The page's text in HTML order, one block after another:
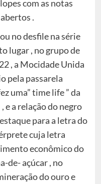
com as notas
.
no desfile na série
lugar , no grupo de
, a Mocidade Unida
pela passarela
uma” time life ” da
e a relação do negro
para a letra do
cuja letra
econômico do
de- açúcar , no
do ouro e